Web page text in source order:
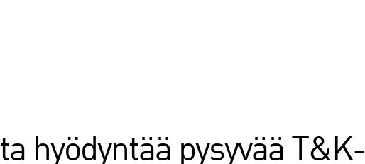
hyödyntää pysyvää T&K-